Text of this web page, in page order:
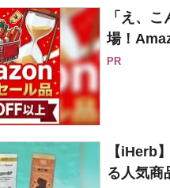
「え、
場！
PR
【iHerb
る人気商